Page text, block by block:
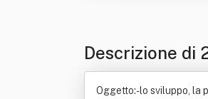
Descrizione di
Oggetto:- lo sviluppo, la